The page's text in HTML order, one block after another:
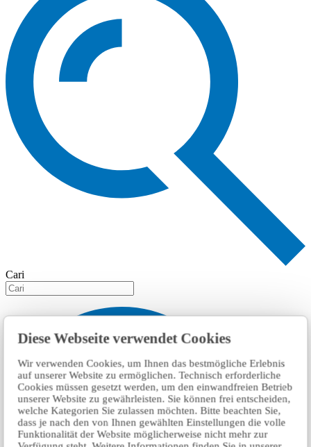
Diese Webseite verwendet Cookies
Wir verwenden Cookies, um Ihnen das bestmögliche Erlebnis
auf unserer Website zu ermöglichen. Technisch erforderliche
Cookies müssen gesetzt werden, um den einwandfreien Betrieb
unserer Website zu gewährleisten. Sie können frei entscheiden,
welche Kategorien Sie zulassen möchten. Bitte beachten Sie,
dass je nach den von Ihnen gewählten Einstellungen die volle
Funktionalität der Website möglicherweise nicht mehr zur
Cari